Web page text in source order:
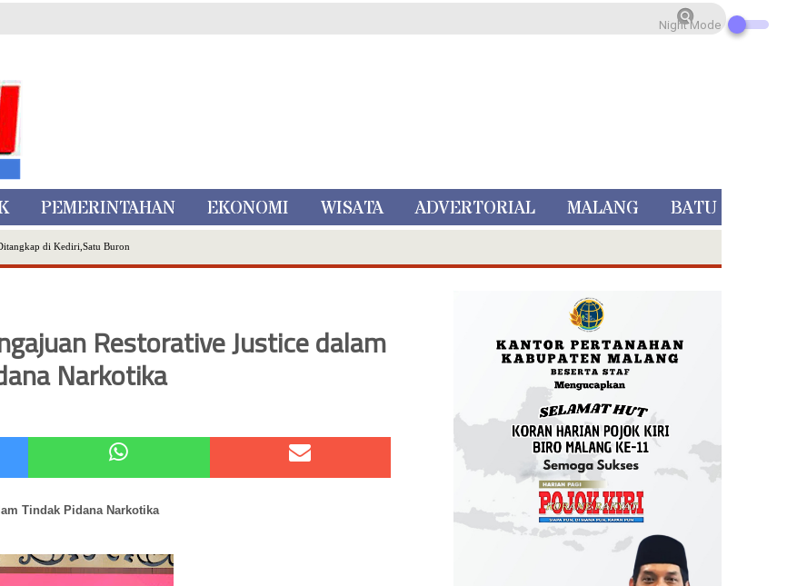
PEMERINTAHAN EKONOMI WISATA ADVERTORIAL MALANG BATU
di Kediri,Satu Buron
Literasi Melalui LASKAR JODA, Usung Filosofi Gelar Sehelai Tikar
Petani
PEMILIH BERKELANJUTAN (PDPB) TRIWULAN II
APEKSI XVIII Medan
Kapolres Cup 9 Ball Tournament,Gandeng Carabao Bistro & Pool Batu HQ Total Hadiah Rp 5 Juta
Tani Dau Malang,Dijamin Ketagihan,Ini Sebabnya
Restorative Justice dalam
Narkotika
Tindak Pidana Narkotika
Night Mode